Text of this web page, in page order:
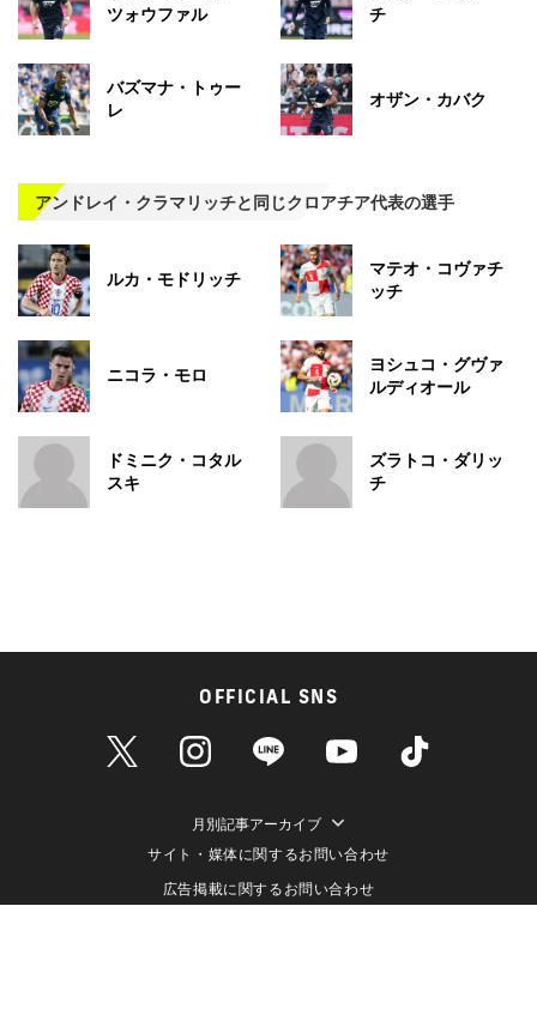
ツォウファル
チ
バズマナ・トゥー
レ
オザン・カバク
アンドレイ・クラマリッチと同じクロアチア代表の選手
ルカ・モドリッチ
マテオ・コヴァチ
ッチ
ニコラ・モロ
ヨシュコ・グヴァ
ルディオール
ドミニク・コタル
スキ
ズラトコ・ダリッ
チ
OFFICIAL SNS
月別記事アーカイブ
サイト・媒体に関するお問い合わせ
広告掲載に関するお問い合わせ